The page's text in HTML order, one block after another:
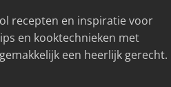
recepten en inspiratie voor
en kooktechnieken met
een heerlijk gerecht.